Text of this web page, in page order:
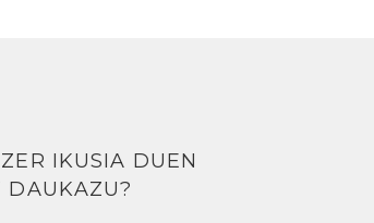
IKUSIA DUEN
DAUKAZU?